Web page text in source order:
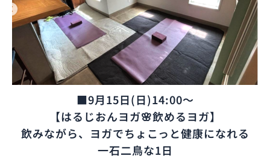
■9月15日(日)14:00～
【はるじおんヨガ🌸飲めるヨガ】
飲みながら、ヨガでちょこっと健康になれる
一石二鳥な1日